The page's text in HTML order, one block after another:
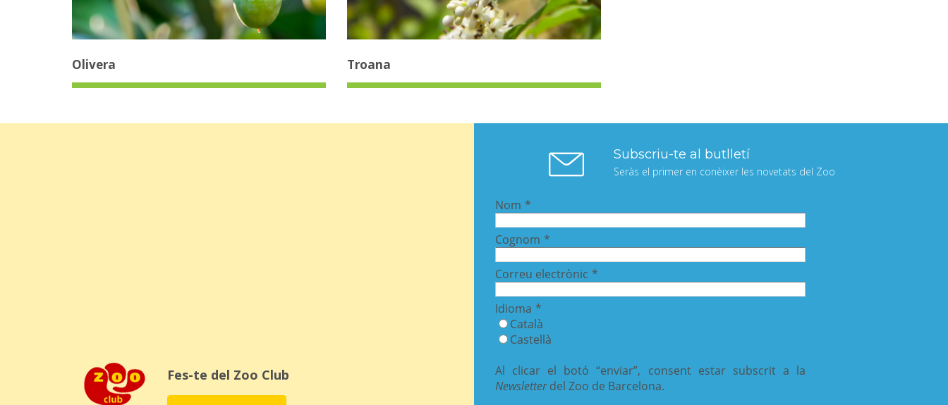
Olivera Troana
Fes-te del Zoo Club
Subscriu-te al butlletí
Seràs el primer en conèixer les novetats del Zoo